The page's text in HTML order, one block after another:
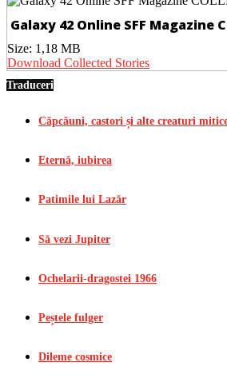
Galaxy 42 Online SFF Magazine
Size: 1,18 MB
Download Collected Stories
Traduceri
Căpcăuni, castori și alte creaturi
Eternă, iubirea
Patimile lui Lazăr
Să vezi Jupiter
Ochelarii-dragostei 1966
Peștele fulger
Dileme cosmice